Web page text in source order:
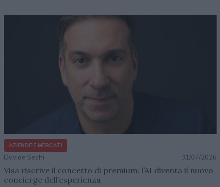
AZIENDE E MERCATI
Davide Sechi 31/07/2026
Visa riscrive il concetto di premium: l’AI diventa il nuovo
concierge dell’esperienza